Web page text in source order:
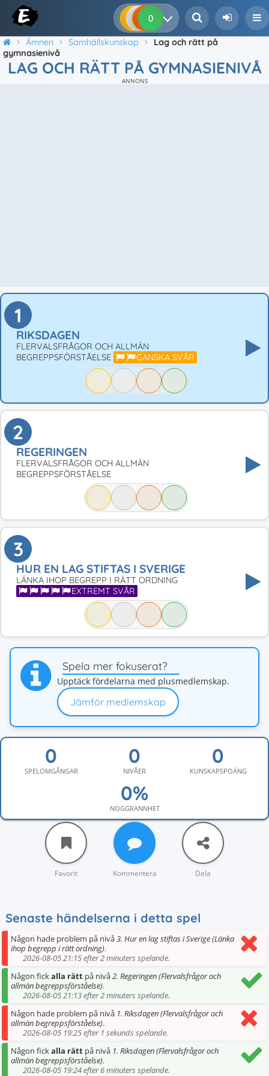
0 0 0
Ämnen Samhällskunskap
Lag och rätt på
gymnasienivå
LAG OCH RÄTT PÅ GYMNASIENIVÅ
ANNONS
1
RIKSDAGEN
FLERVALSFRÅGOR OCH ALLMÄN
BEGREPPSFÖRSTÅELSE
GANSKA SVÅR
2
REGERINGEN
FLERVALSFRÅGOR OCH ALLMÄN
BEGREPPSFÖRSTÅELSE
3
HUR EN LAG STIFTAS I SVERIGE
LÄNKA IHOP BEGREPP I RÄTT ORDNING
EXTREMT SVÅR
Spela mer fokuserat?
Upptäck fördelarna med plusmedlemskap.
Jämför medlemskap
SPELOMGÅNGAR NIVÅER KUNSKAPSPOÄNG
NOGGRANNHET
Favorit Kommentera Dela
Senaste händelserna i detta spel
Någon hade problem på nivå3. Hur en lag stiftas i Sverige (Länka
ihop begrepp i rätt ordning).
2026-08-05 21:15 efter 2 minuters spelande.
Någon fickalla rätt på nivå2. Regeringen (Flervalsfrågor och
allmän begreppsförståelse).
2026-08-05 21:13 efter 2 minuters spelande.
Någon hade problem på nivå 1. Riksdagen (Flervalsfrågor och
allmän begreppsförståelse).
2026-08-05 19:25 efter 1 sekunds spelande.
Någon fickalla rätt på nivå 1. Riksdagen (Flervalsfrågor och
allmän begreppsförståelse).
2026-08-05 19:24 efter 6 minuters spelande.